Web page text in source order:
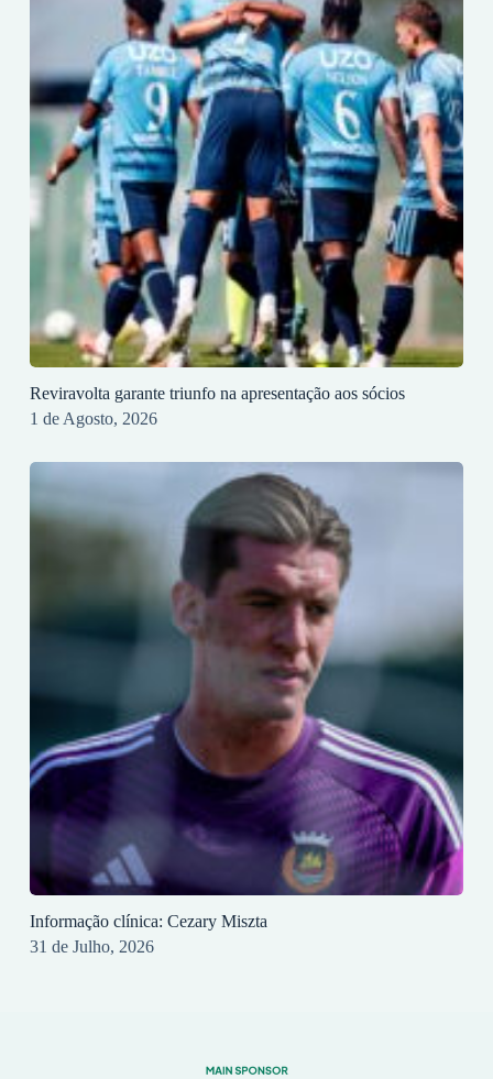
Reviravolta garante triunfo na apresentação aos sócios
1 de Agosto, 2026
Informação clínica: Cezary Miszta
31 de Julho, 2026